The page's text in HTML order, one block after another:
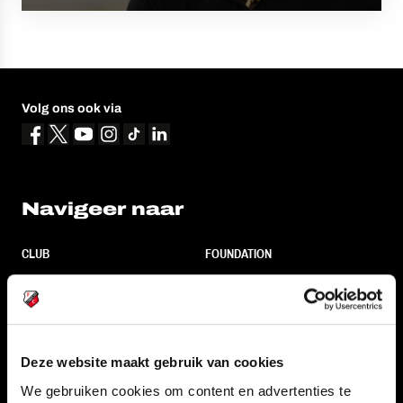
Deze website maakt gebruik van cookies
We gebruiken cookies om content en advertenties te
Volg ons ook via
Navigeer naar
CLUB
STADION
FOUNDATION